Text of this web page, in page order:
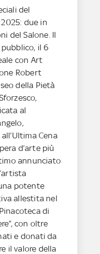
del
due in
del Salone. Il
il 6
con Art
Robert
della Pietà
al
Cena
d’arte più
annunciato
potente
allestita nel
di
con oltre
e donati da
il valore della